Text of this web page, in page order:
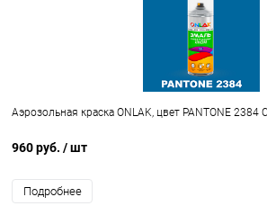
Аэрозольная краска ONLAK, цвет PANTONE 2384
960 руб. / шт
Подробнее